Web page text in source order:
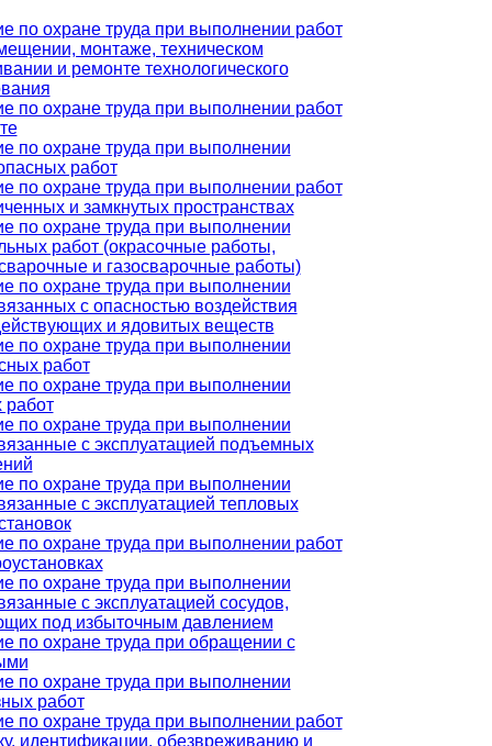
по охране труда при выполнении работ
монтаже, техническом
и ремонте технологического
по охране труда при выполнении работ
по охране труда при выполнении
работ
по охране труда при выполнении работ
и замкнутых пространствах
по охране труда при выполнении
работ (окрасочные работы,
и газосварочные работы)
по охране труда при выполнении
с опасностью воздействия
и ядовитых веществ
по охране труда при выполнении
работ
по охране труда при выполнении
работ
по охране труда при выполнении
с эксплуатацией подъемных
по охране труда при выполнении
с эксплуатацией тепловых
по охране труда при выполнении работ
по охране труда при выполнении
с эксплуатацией сосудов,
под избыточным давлением
по охране труда при обращении с
по охране труда при выполнении
работ
по охране труда при выполнении работ
идентификации, обезвреживанию и